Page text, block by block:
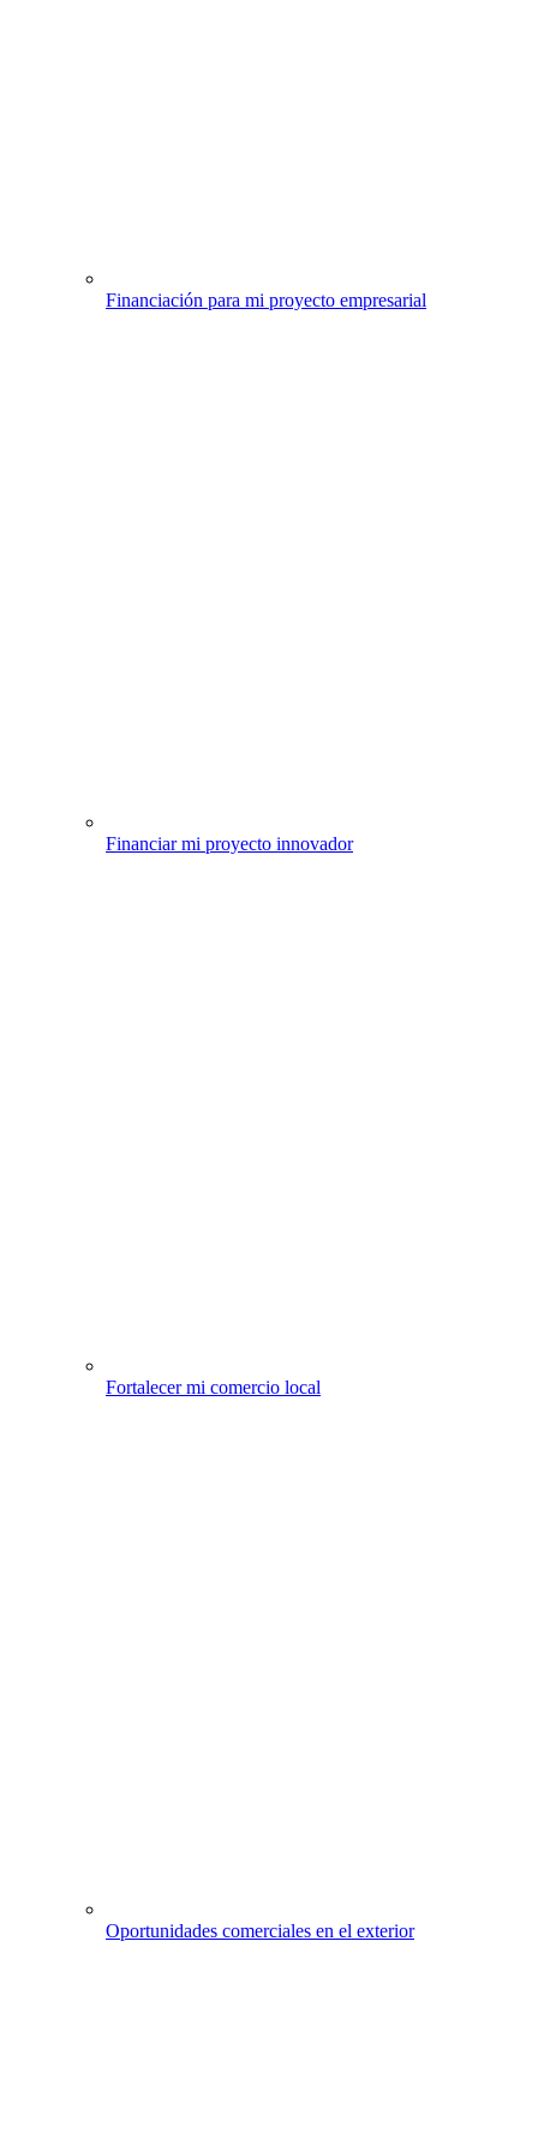
Financiación para mi proyecto empresarial
Financiar mi proyecto innovador
Fortalecer mi comercio local
Oportunidades comerciales en el exterior